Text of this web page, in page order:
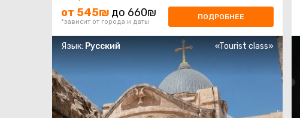
от 545₪ до 660₪
*зависит от города и даты
ПОДРОБНЕЕ
Язык: Русский «Tourist class»